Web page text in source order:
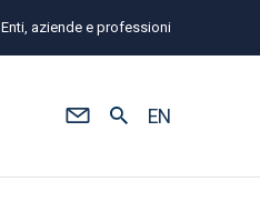
Enti, aziende e professioni
EN